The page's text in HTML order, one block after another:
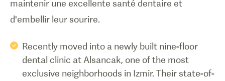
maintenir une excellente santé dentaire et
d'embellir leur sourire.
Recently moved into a newly built nine-floor
dental clinic at Alsancak, one of the most
exclusive neighborhoods in Izmir. Their state-of-